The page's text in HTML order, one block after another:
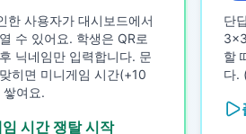
한 사용자가 대시보드에서
수 있어요. 학생은 QR로
닉네임만 입력합니다. 문
히면 미니게임 시간(+10
쌓여요.
시간 쟁탈시작
단
할
다.